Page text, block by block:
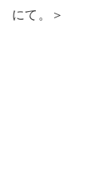
にて。＞